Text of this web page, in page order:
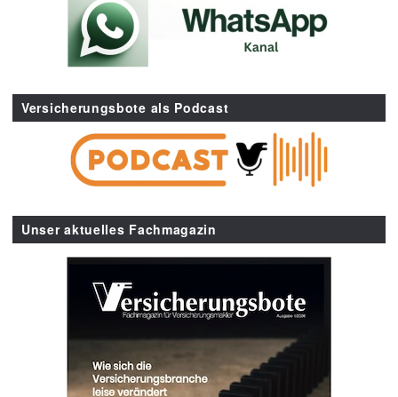
Versicherungsbote als Podcast
Unser aktuelles Fachmagazin